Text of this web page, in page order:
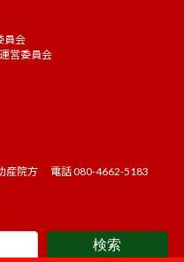
員会
営委員会
産院方 電話 080-4662-5183
検索